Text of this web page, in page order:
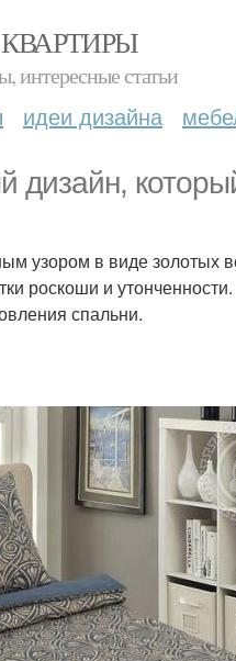
интересные статьи
идеи дизайна
узором в виде золотых
роскоши и утонченности.
спальни.